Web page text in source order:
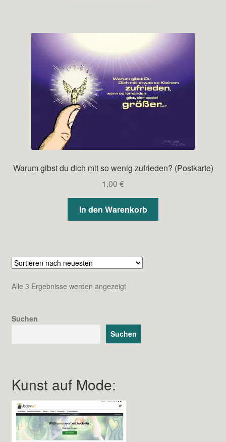
Warum gibst du dich mit so wenig zufrieden? (Postkarte)
1,00 €
In den Warenkorb
Alle 3 Ergebnisse werden angezeigtNach
Suchen
Suchen
Kunst auf Mode: